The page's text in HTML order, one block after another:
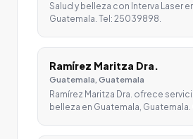
Salud y belleza con Interva Laser
Guatemala. Tel: 25039898.
Ramírez Maritza Dra.
Guatemala, Guatemala
Ramírez Maritza Dra. ofrece
belleza en Guatemala, Guatemala.